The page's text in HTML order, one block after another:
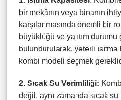
bir mekânın veya binanın
karşılanmasında önemli bir
büyüklüğü ve yalıtım
bulundurularak, yeterli
kombi modeli seçmek
2. Sıcak Su Verimliliği:
değil, aynı zamanda sıcak su